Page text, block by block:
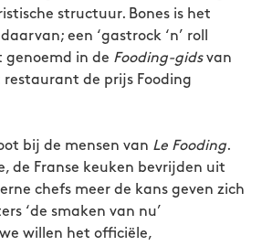
structuur. Bones is het
een ‘gastrock ‘n’ roll
genoemd in de Fooding-gidsvan
de prijs Fooding
bij de mensen van Le Fooding.
de Franse keuken bevrijden uit
chefs meer de kans geven zich
‘de smaken van nu’
willen het officiële,